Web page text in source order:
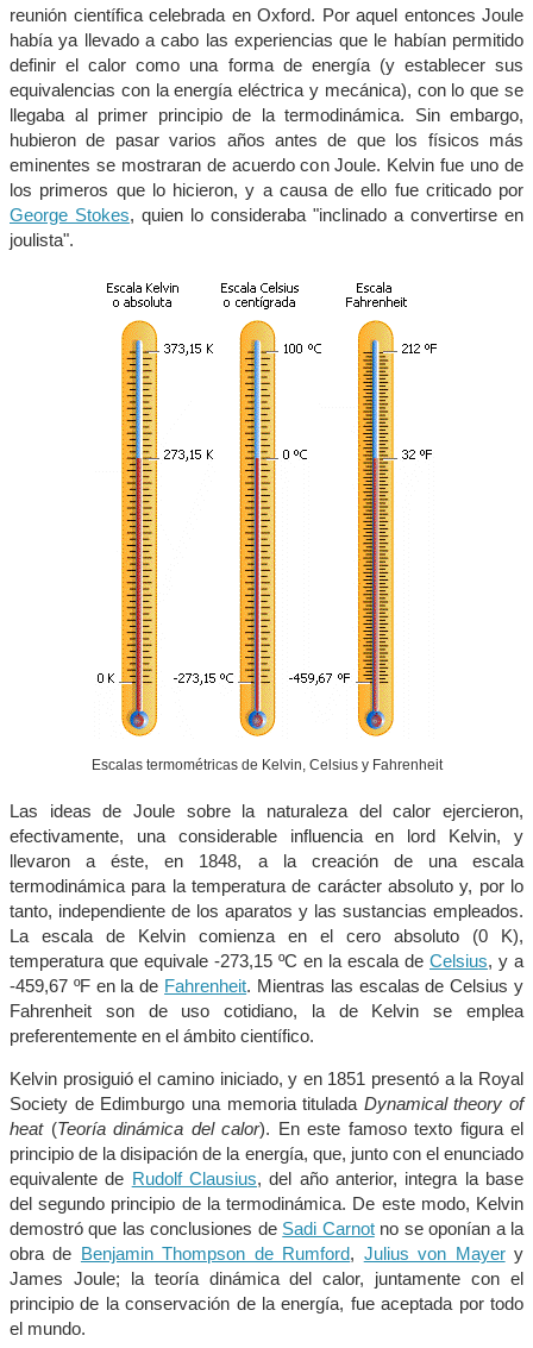
reunión científica celebrada en Oxford. Por aquel entonces Joule
había ya llevado a cabo las experiencias que le habían permitido
definir el calor como una forma de energía (y establecer sus
equivalencias con la energía eléctrica y mecánica), con lo que se
llegaba al primer principio de la termodinámica. Sin embargo,
hubieron de pasar varios años antes de que los físicos más
eminentes se mostraran de acuerdo con Joule. Kelvin fue uno de
los primeros que lo hicieron, y a causa de ello fue criticado por
George Stokes, quien lo consideraba "inclinado a convertirse en
joulista".
Escalas termométricas de Kelvin, Celsius y Fahrenheit
Las ideas de Joule sobre la naturaleza del calor ejercieron,
efectivamente, una considerable influencia en lord Kelvin, y
llevaron a éste, en 1848, a la creación de una escala
termodinámica para la temperatura de carácter absoluto y, por lo
tanto, independiente de los aparatos y las sustancias empleados.
La escala de Kelvin comienza en el cero absoluto (0 K),
temperatura que equivale -273,15 ºC en la escala de Celsius, y a
-459,67 ºF en la de Fahrenheit. Mientras las escalas de Celsius y
Fahrenheit son de uso cotidiano, la de Kelvin se emplea
preferentemente en el ámbito científico.
Kelvin prosiguió el camino iniciado, y en 1851 presentó a la Royal
Society de Edimburgo una memoria titulada Dynamical theory of
heat(Teoría dinámica del calor). En este famoso texto figura el
principio de la disipación de la energía, que, junto con el enunciado
equivalente de Rudolf Clausius, del año anterior, integra la base
del segundo principio de la termodinámica. De este modo, Kelvin
demostró que las conclusiones de Sadi Carnotno se oponían a la
obra de Benjamin Thompson de Rumford, Julius von Mayery
James Joule; la teoría dinámica del calor, juntamente con el
principio de la conservación de la energía, fue aceptada por todo
el mundo.